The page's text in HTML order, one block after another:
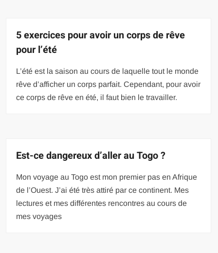
5 exercices pour avoir un corps de rêve
pour l’été
L’été est la saison au cours de laquelle tout le monde
rêve d’afficher un corps parfait. Cependant, pour avoir
ce corps de rêve en été, il faut bien le travailler.
Est-ce dangereux d’aller au Togo ?
Mon voyage au Togo est mon premier pas en Afrique
de l’Ouest. J’ai été très attiré par ce continent. Mes
lectures et mes différentes rencontres au cours de
mes voyages